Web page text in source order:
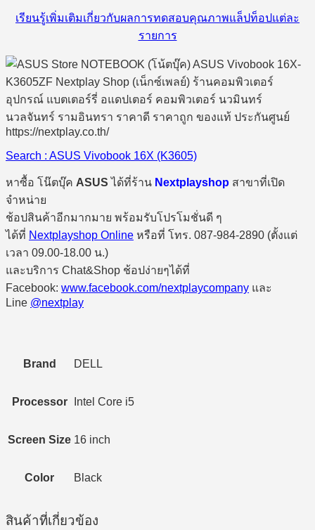
เรียนรู้เพิ่มเติมเกี่ยวกับผลการทดสอบคุณภาพแล็ปท็อปแต่ละ
รายการ
Search : ASUS Vivobook 16X (K3605)
หาซื้อ โน๊ตบุ๊ค ASUS ได้ที่ร้าน Nextplayshop สาขาที่เปิด
จำหน่าย
ช้อปสินค้าอีกมากมาย พร้อมรับโปรโมชั่นดี ๆ
ได้ที่ Nextplayshop Online หรือที่ โทร. 087-984-2890 (ตั้งแต่
เวลา 09.00-18.00 น.)
และบริการ Chat&Shop ช้อปง่ายๆได้ที่
Facebook: www.facebook.com/nextplaycompany และ
Line @nextplay
Brand DELL
Processor Intel Core i5
Screen Size 16 inch
Color Black
สินค้าที่เกี่ยวข้อง